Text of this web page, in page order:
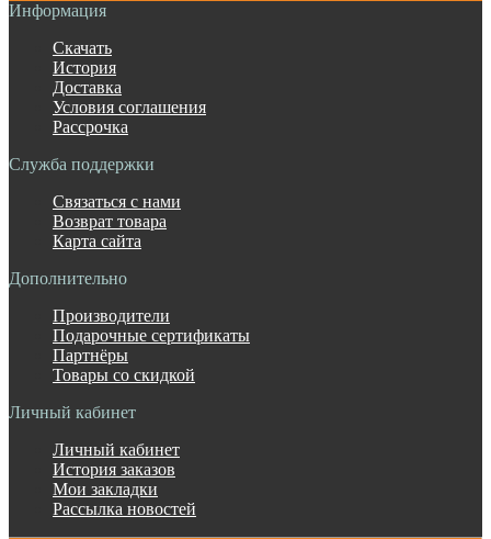
Информация
Скачать
История
Доставка
Условия соглашения
Рассрочка
Служба поддержки
Связаться с нами
Возврат товара
Карта сайта
Дополнительно
Производители
Подарочные сертификаты
Партнёры
Товары со скидкой
Личный кабинет
Личный кабинет
История заказов
Мои закладки
Рассылка новостей